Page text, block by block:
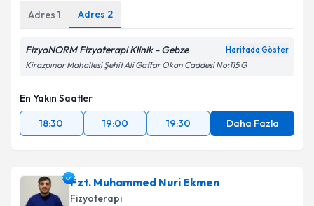
Adres 1 Adres 2
FizyoNORM Fizyoterapi Klinik - Gebze Haritada Göster
Kirazpınar Mahallesi Şehit Ali Gaffar Okan Caddesi No:115 G
En Yakın Saatler
18:30
19:00 19:30 Daha Fazla
Fzt. Muhammed Nuri Ekmen
Fizyoterapi